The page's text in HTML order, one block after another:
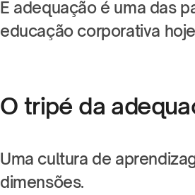
E adequação é uma das
educação corporativa
O tripé da
Uma cultura de
dimensões.